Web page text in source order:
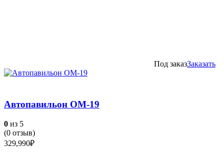
Под заказЗаказать
Автопавильон ОМ-19
0 из 5
(0 отзыв)
329,990₽